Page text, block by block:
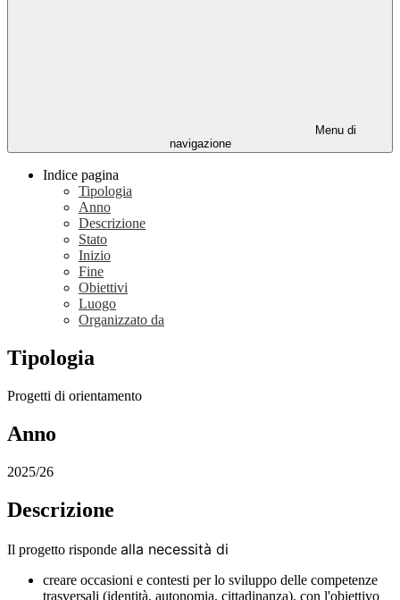
Menu di
navigazione
Indice pagina
Tipologia
Anno
Descrizione
Stato
Inizio
Fine
Obiettivi
Luogo
Organizzato da
Tipologia
Progetti di orientamento
Anno
2025/26
Descrizione
Il progetto risponde alla necessità di
creare occasioni e contesti per lo sviluppo delle competenze
trasversali (identità, autonomia, cittadinanza), con l'obiettivo